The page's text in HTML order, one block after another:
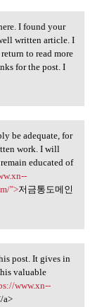
I found your
written article. I
to read more
for the post. I
be adequate, for
work. I will
educated of
">저금통도메인
post. It gives in
valuable
www.xn--
a>